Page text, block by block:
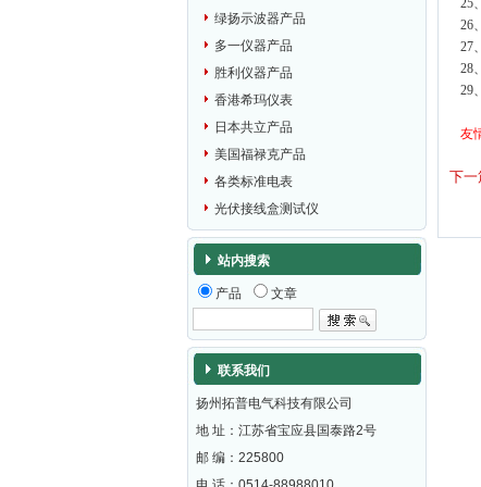
绿扬示波器产品
多一仪器产品
胜利仪器产品
香港希玛仪表
日本共立产品
美国福禄克产品
各类标准电表
光伏接线盒测试仪
站内搜索
产品 文章
联系我们
扬州拓普电气科技有限公司
地 址：江苏省宝应县国泰路2号
邮 编： 225800
26
27
28
29
友
下一